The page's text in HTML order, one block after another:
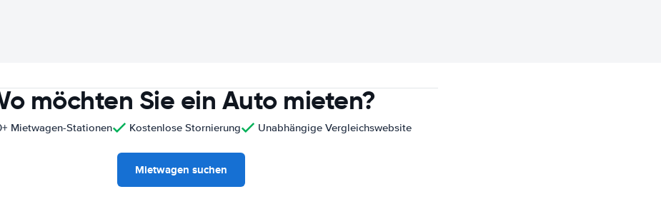
möchten Sie ein Auto mieten?
Mietwagen-Stationen Kostenlose Stornierung Unabhängige Vergleichswebsite
Mietwagen suchen